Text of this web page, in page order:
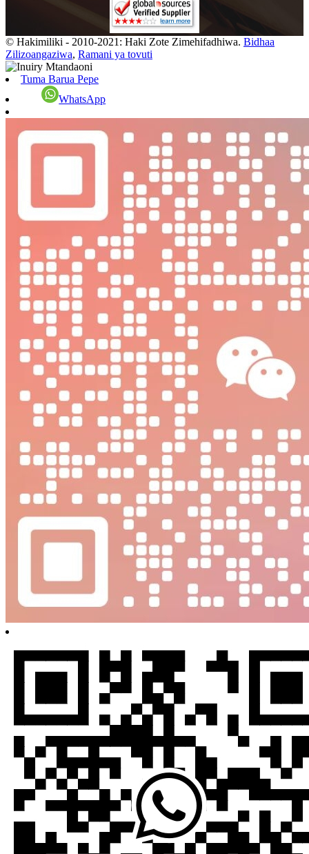
© Hakimiliki - 2010-2021: Haki Zote Zimehifadhiwa. Bidhaa
Zilizoangaziwa, Ramani ya tovuti
Tuma Barua Pepe
WhatsApp